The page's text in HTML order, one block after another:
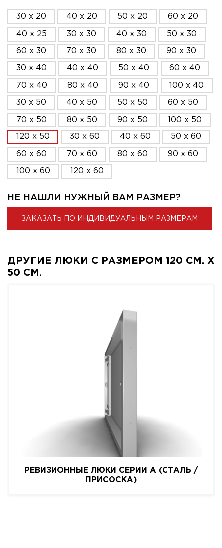
30 x 20 40 x 20 50 x 20 60 x 20
40 x 25 30 x 30 40 x 30 50 x 30
60 x 30 70 x 30 80 x 30 90 x 30
30 x 40 40 x 40 50 x 40 60 x 40
70 x 40 80 x 40 90 x 40 100 x 40
30 x 50 40 x 50 50 x 50 60 x 50
70 x 50 80 x 50 90 x 50 100 x 50
120 x 50 30 x 60 40 x 60 50 x 60
60 x 60 70 x 60 80 x 60 90 x 60
100 x 60 120 x 60
НЕ НАШЛИ НУЖНЫЙ ВАМ РАЗМЕР?
ЗАКАЗАТЬ ПО ИНДИВИДУАЛЬНЫМ РАЗМЕРАМ
ДРУГИЕ ЛЮКИ С РАЗМЕРОМ 120 СМ. X
50 СМ.
РЕВИЗИОННЫЕ ЛЮКИ СЕРИИ A (СТАЛЬ /
ПРИСОСКА)